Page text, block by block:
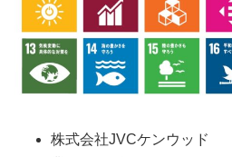
株式会社JVCケンウッド